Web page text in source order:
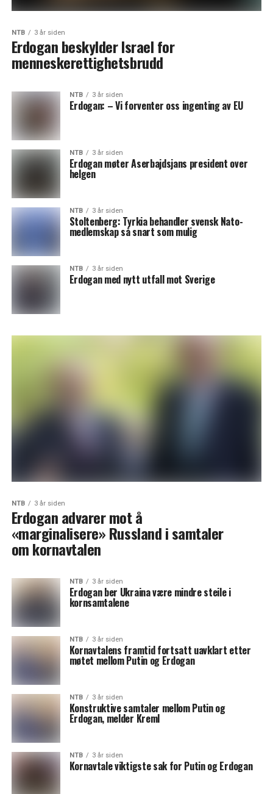
NTB 3 år siden
Erdogan beskylder Israel for
menneskerettighetsbrudd
NTB 3 år siden
Erdogan: – Vi forventer oss ingenting av EU
NTB 3 år siden
Erdogan møter Aserbajdsjans president over
helgen
NTB 3 år siden
Stoltenberg: Tyrkia behandler svensk Nato-
medlemskap så snart som mulig
NTB 3 år siden
Erdogan med nytt utfall mot Sverige
NTB 3 år siden
Erdogan advarer mot å
«marginalisere» Russland i samtaler
om kornavtalen
NTB 3 år siden
Erdogan ber Ukraina være mindre steile i
kornsamtalene
NTB 3 år siden
Kornavtalens framtid fortsatt uavklart etter
møtet mellom Putin og Erdogan
NTB 3 år siden
Konstruktive samtaler mellom Putin og
Erdogan, melder Kreml
NTB 3 år siden
Kornavtale viktigste sak for Putin og Erdogan